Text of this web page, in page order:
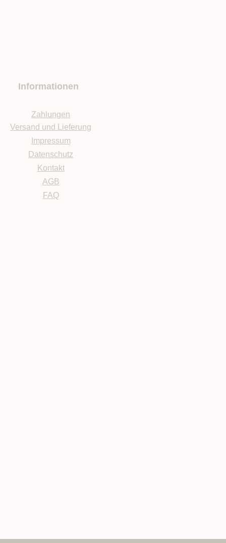
Informationen
Zahlungen
Versand und Lieferung
Impressum
Datenschutz
Kontakt
AGB
FAQ